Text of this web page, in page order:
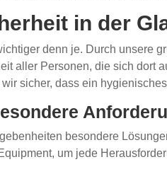
in der
denn je. Durch unsere
aller Personen, die sich dort
sicher, dass ein
besondere
um jede